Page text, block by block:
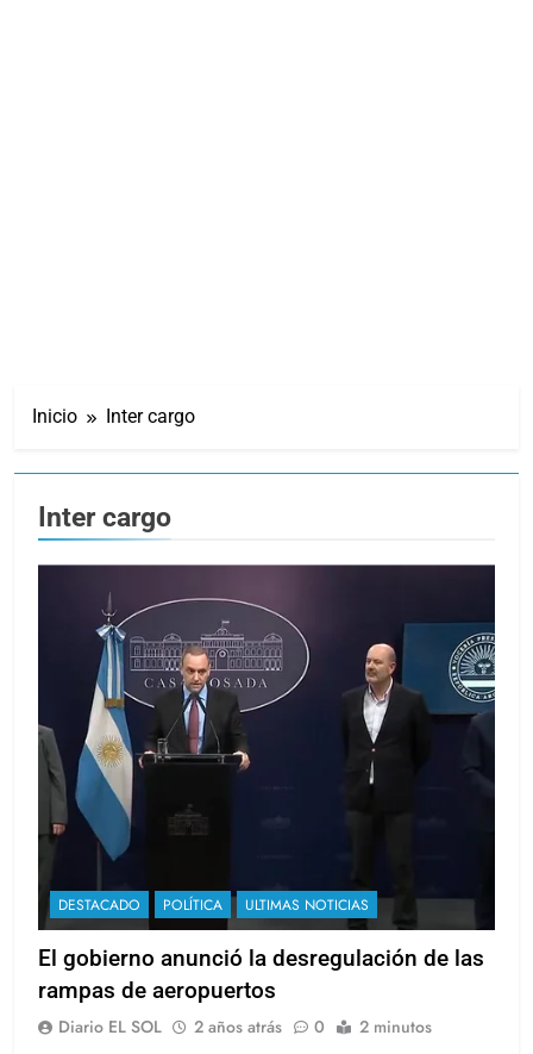
Inicio Inter cargo
Inter cargo
DESTACADO POLÍTICA ULTIMAS NOTICIAS
El gobierno anunció la desregulación de las
rampas de aeropuertos
Diario EL SOL 2 años atrás 0 2 minutos